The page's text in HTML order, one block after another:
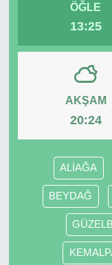
ÖĞLE
13:25
AKŞAM
20:24
ALİAĞA
BEYDAĞ